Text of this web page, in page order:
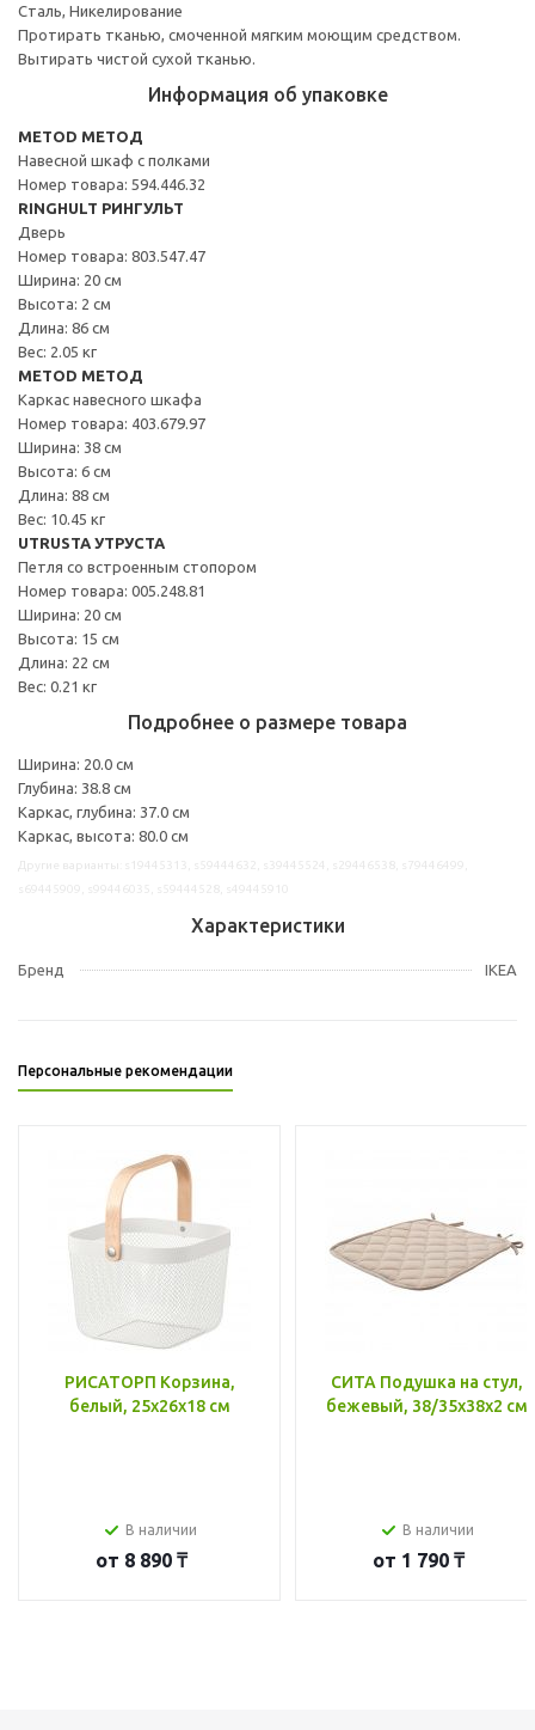
Сталь, Никелирование
Протирать тканью, смоченной мягким моющим средством.
Вытирать чистой сухой тканью.
Информация об упаковке
METOD МЕТОД
Навесной шкаф с полками
Номер товара: 594.446.32
RINGHULT РИНГУЛЬТ
Дверь
Номер товара: 803.547.47
Ширина: 20 см
Высота: 2 см
Длина: 86 см
Вес: 2.05 кг
METOD МЕТОД
Каркас навесного шкафа
Номер товара: 403.679.97
Ширина: 38 см
Высота: 6 см
Длина: 88 см
Вес: 10.45 кг
UTRUSTA УТРУСТА
Петля со встроенным стопором
Номер товара: 005.248.81
Ширина: 20 см
Высота: 15 см
Длина: 22 см
Вес: 0.21 кг
Подробнее о размере товара
Ширина: 20.0 см
Глубина: 38.8 см
Каркас, глубина: 37.0 см
Каркас, высота: 80.0 см
Характеристики
Бренд IKEA
Персональные рекомендации
РИСАТОРП Корзина,
белый, 25x26x18 см
В наличии
от 8 890 ₸
СИТА Подушка на стул,
бежевый, 38/35x38x2 см
В наличии
от 1 790 ₸